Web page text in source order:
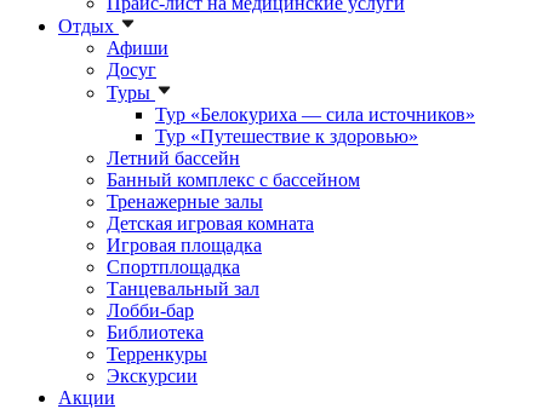
Отдых
Афиши
Досуг
Туры
Тур «Белокуриха — сила источников»
Тур «Путешествие к здоровью»
Летний бассейн
Банный комплекс с бассейном
Тренажерные залы
Детская игровая комната
Игровая площадка
Спортплощадка
Танцевальный зал
Лобби-бар
Библиотека
Терренкуры
Экскурсии
Акции